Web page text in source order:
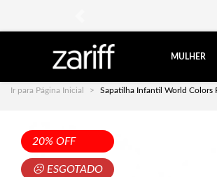
MULHER
Ir para Página Inicial Sapatilha Infantil World Colors
20% OFF
☹ ESGOTADO